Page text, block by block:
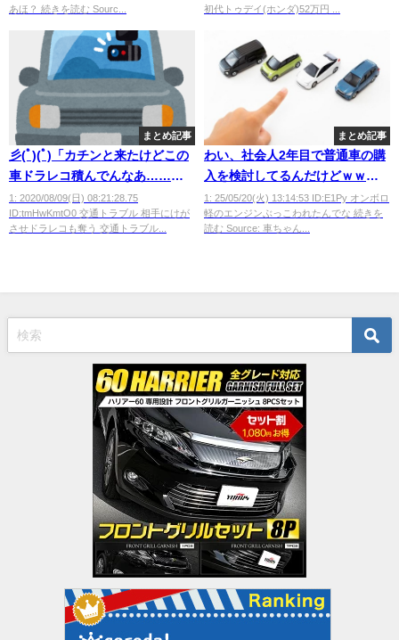
あほ？ 続きを読む Sourc...
初代トゥデイ(ホンダ)52万円 ...
まとめ記事
彡(ﾟ)(ﾟ)「カチンと来たけどこの
車ドラレコ積んでんなあ……せ
や!」
1: 2020/08/09(日) 08:21:28.75
ID:tmHwKmtO0 交通トラブル 相手にけが
させドラレコも奪う 交通トラブル...
まとめ記事
わい、社会人2年目で普通車の購
入を検討してるんだけどｗｗｗ
ｗｗｗ
1: 25/05/20(火) 13:14:53 ID:E1Py オンボロ
軽のエンジンぶっこわれたんでな 続きを
読む Source: 車ちゃん...